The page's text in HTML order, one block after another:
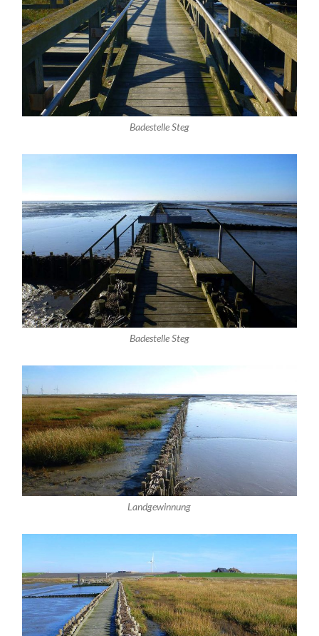
Badestelle Steg
Badestelle Steg
Landgewinnung